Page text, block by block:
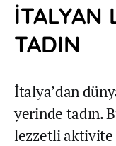
İTALYAN
TADIN
İtalya’dan
yerinde tadın.
lezzetli aktivite